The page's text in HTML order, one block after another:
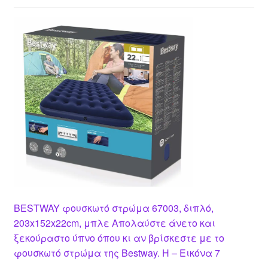
BESTWAY φουσκωτό στρώμα 67003, διπλό,
203x152x22cm, μπλε Απολαύστε άνετο και
ξεκούραστο ύπνο όπου κι αν βρίσκεστε με το
φουσκωτό στρώμα της Bestway. Η – Εικόνα 7